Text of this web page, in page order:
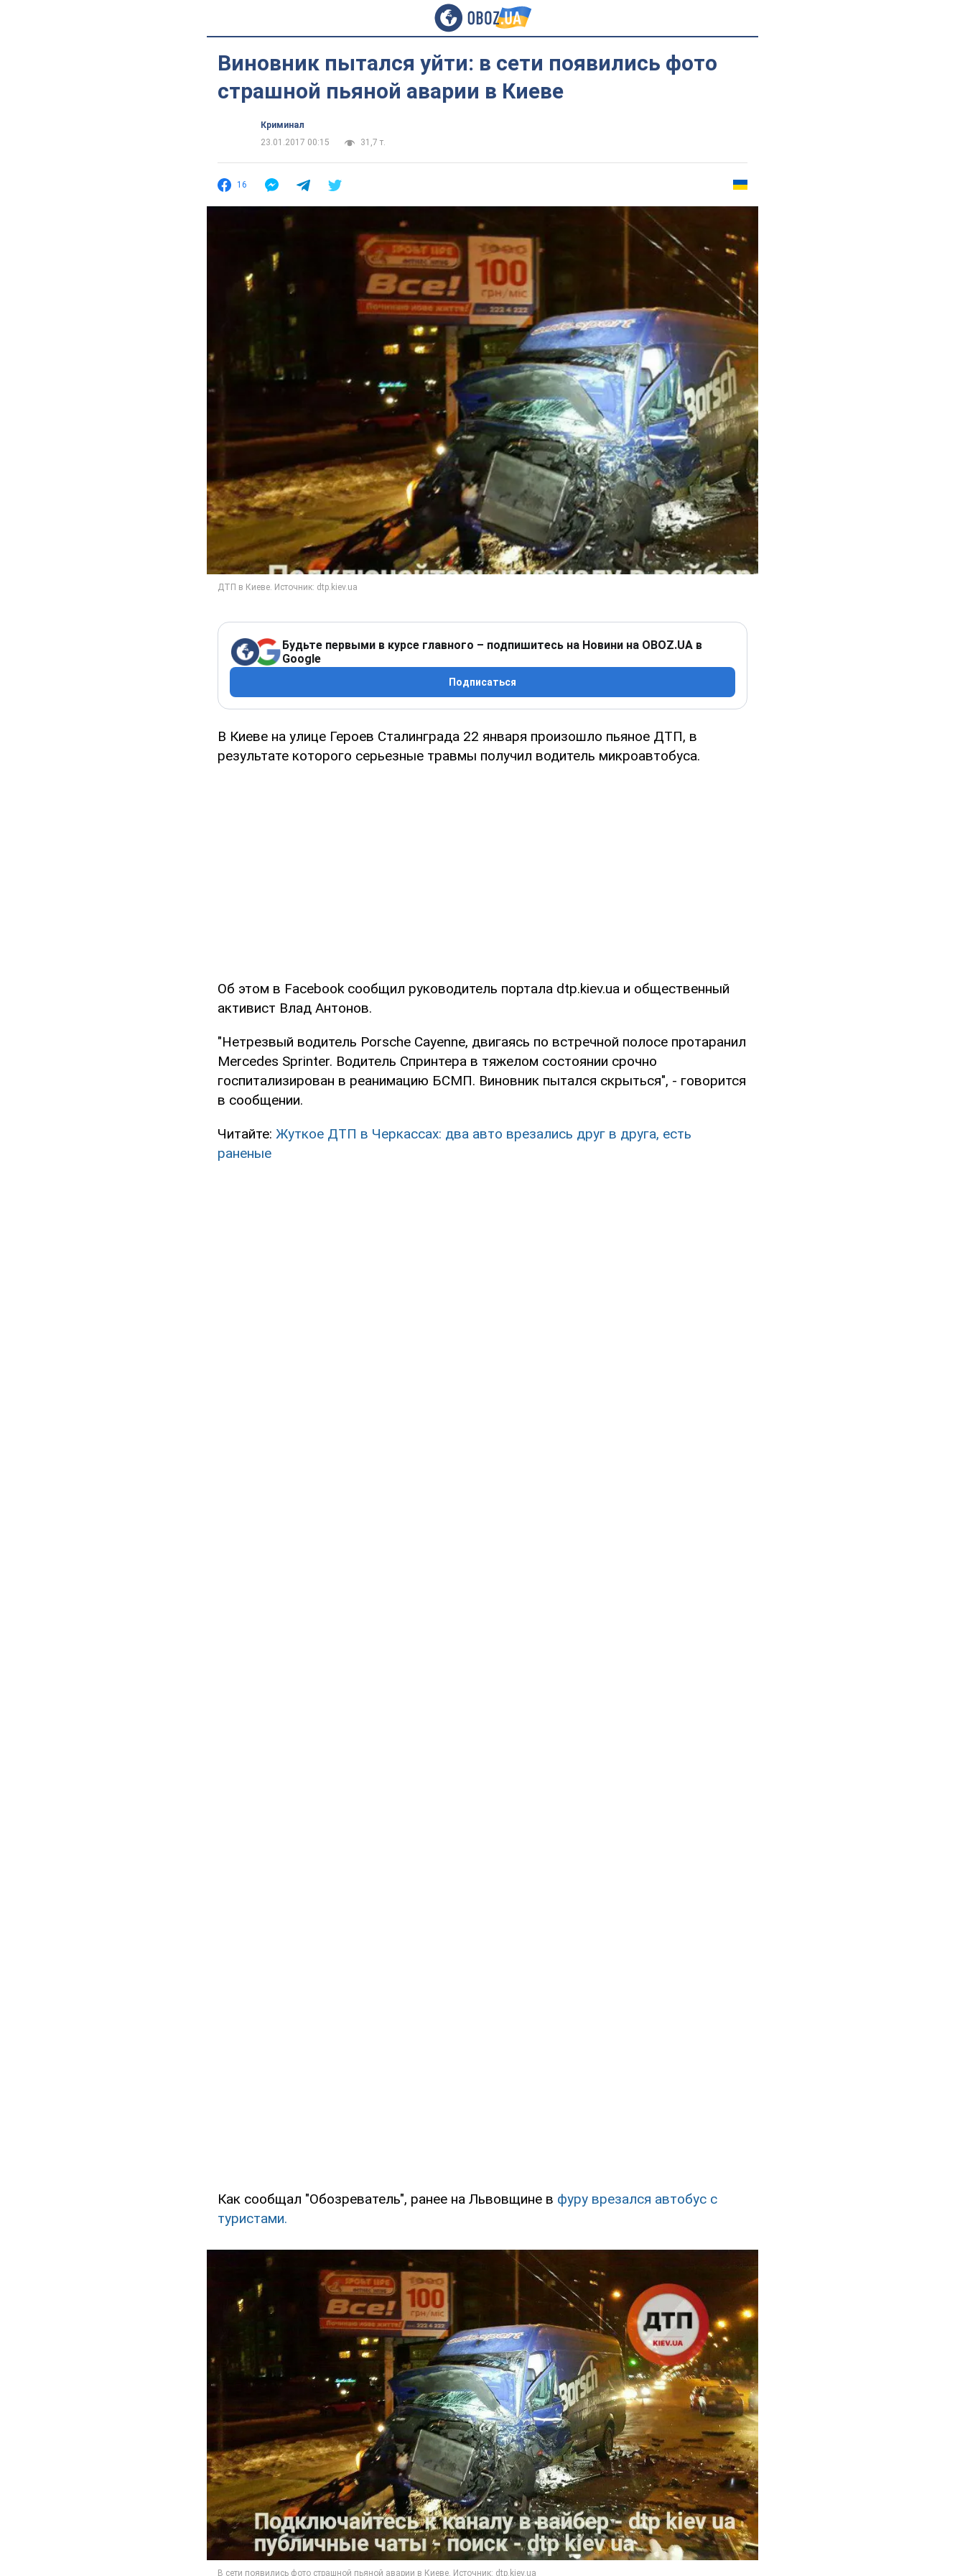
Виновник пытался уйти: в сети появились фото
страшной пьяной аварии в Киеве
Криминал
23.01.2017 00:15
31,7 т.
16
Будьте первыми в курсе главного – подпишитесь на Новини на OBOZ.UA в
Google
Подписаться
В Киеве на улице Героев Сталинграда 22 января произошло пьяное ДТП, в
результате которого серьезные травмы получил водитель микроавтобуса.
Об этом в Facebook сообщил руководитель портала dtp.kiev.ua и общественный
активист Влад Антонов.
"Нетрезвый водитель Porsche Cayenne, двигаясь по встречной полосе протаранил
Mercedes Sprinter. Водитель Спринтера в тяжелом состоянии срочно
госпитализирован в реанимацию БСМП. Виновник пытался скрыться", - говорится
в сообщении.
Читайте: Жуткое ДТП в Черкассах: два авто врезались друг в друга, есть
раненые
Как сообщал "Обозреватель", ранее на Львовщине в фуру врезался автобус с
туристами.